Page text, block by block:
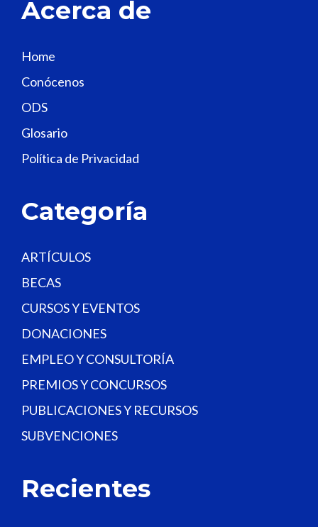
h
f
i
e
d
b
n
.
Acerca de
Home
Conócenos
ODS
Glosario
Política de Privacidad
Categoría
ARTÍCULOS
BECAS
CURSOS Y EVENTOS
DONACIONES
EMPLEO Y CONSULTORÍA
PREMIOS Y CONCURSOS
PUBLICACIONES Y RECURSOS
SUBVENCIONES
Recientes